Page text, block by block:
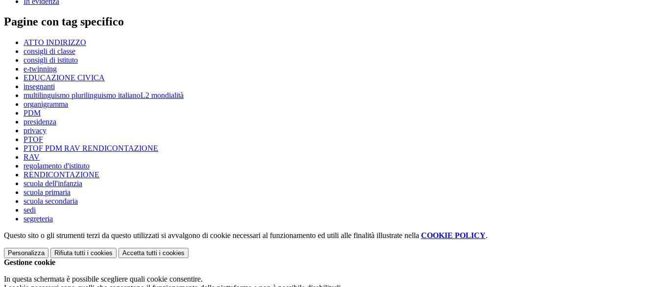
Pagine con tag specifico
ATTO INDIRIZZO
consigli di classe
consigli di istituto
e-twinning
EDUCAZIONE CIVICA
insegnanti
multilinguismo plurilinguismo italianoL2 mondialità
organigramma
PDM
presidenza
privacy
PTOF
PTOF PDM RAV RENDICONTAZIONE
RAV
regolamento d'istituto
RENDICONTAZIONE
scuola dell'infanzia
scuola primaria
scuola secondaria
sedi
segreteria
Questo sito o gli strumenti terzi da questo utilizzati si avvalgono di cookie necessari al funzionamento ed utili alle finalità illustrate nella COOKIE POLICY.
Personalizza Rifiuta tutti i cookies Accetta tutti i cookies
Gestione cookie
In questa schermata è possibile scegliere quali cookie consentire.